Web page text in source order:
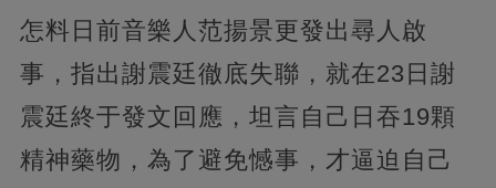
怎料日前音樂人范揚景更發出尋人啟
事，指出謝震廷徹底失聯，就在23日謝
震廷終于發文回應，坦言自己日吞19顆
精神藥物，為了避免憾事，才逼迫自己